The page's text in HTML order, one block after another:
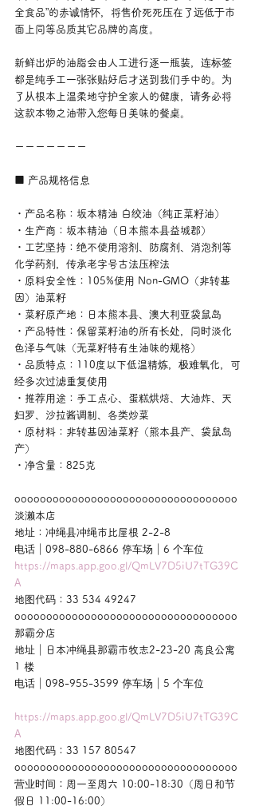
全食品”的赤诚情怀，将售价死死压在了远低于市
面上同等品质其它品牌的高度。
新鲜出炉的油脂会由人工进行逐一瓶装，连标签
都是纯手工一张张贴好后才送到我们手中的。为
了从根本上温柔地守护全家人的健康，请务必将
这款本物之油带入您每日美味的餐桌。
ーーーーーーー
■ 产品规格信息
・产品名称：坂本精油 白绞油（纯正菜籽油）
・生产商：坂本精油（日本熊本县益城郡）
・工艺坚持：绝不使用溶剂、防腐剂、消泡剂等
化学药剂，传承老字号古法压榨法
・原料安全性：105%使用 Non-GMO（非转基
因）油菜籽
・菜籽原产地：日本熊本县、澳大利亚袋鼠岛
・产品特性：保留菜籽油的所有长处，同时淡化
色泽与气味（无菜籽特有生油味的规格）
・品质特点：110度以下低温精炼，极难氧化，可
经多次过滤重复使用
・推荐用途：手工点心、蛋糕烘焙、大油炸、天
妇罗、沙拉酱调制、各类炒菜
・原材料：非转基因油菜籽（熊本县产、袋鼠岛
产）
・净含量：825克
ooooooooooooooooooooooooooooooooooo
淡濑本店
地址：冲绳县冲绳市比屋根 2-2-8
电话｜098-880-6866 停车场｜6 个车位
https://maps.app.goo.gl/QmLV7D5iU7tTG39C
A
地图代码：33 534 49247
ooooooooooooooooooooooooooooooooooo
那霸分店
地址｜日本冲绳县那霸市牧志2-23-20 高良公寓
1 楼
电话｜098-955-3599 停车场｜5 个车位
https://maps.app.goo.gl/QmLV7D5iU7tTG39C
A
地图代码：33 157 80547
ooooooooooooooooooooooooooooooooooo
营业时间：周一至周六 10:00-18:30（周日和节
假日 11:00-16:00）